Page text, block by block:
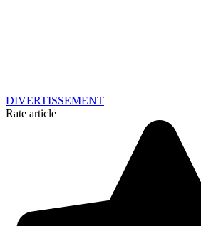
DIVERTISSEMENT
Rate article